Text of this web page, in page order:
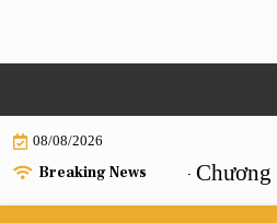
to
content
08/08/2026
Breaking News
NHƯ ANH – Chương 58 |